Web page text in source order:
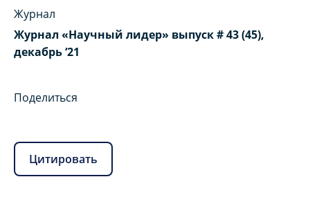
Журнал
Журнал «Научный лидер» выпуск # 43 (45),
декабрь ‘21
Поделиться
Цитировать